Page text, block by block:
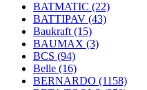
BATMATIC (22)
BATTIPAV (43)
Baukraft (15)
BAUMAX (3)
BCS (94)
Belle (16)
BERNARDO (1158)